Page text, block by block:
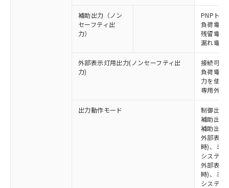
補助出力（ノン
セーフティ出
力）
PNPトラ
負荷電流
残留電圧
漏れ電流
外部表示灯用出力(ノンセーフティ出
力)
接続可能
負荷電流
力を使用
専用外部
出力動作モード
制御出力
補助出力
補助出力
外部表示
時)、ミ
システム
外部表示
時)、ミ
システム
非含有に対応した製品が提供可能な商品で